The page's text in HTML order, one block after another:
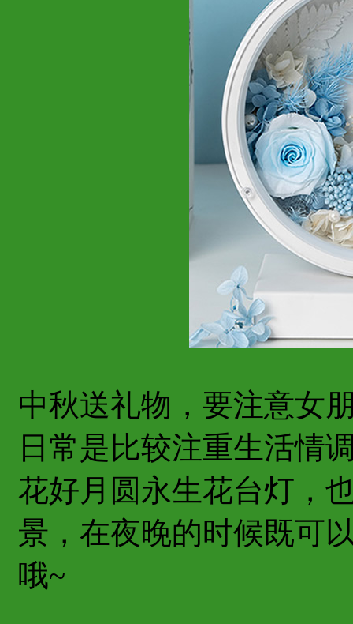
中秋送礼物，要注意女
日常是比较注重生活情
花好月圆永生花台灯，
景，在夜晚的时候既可
哦~